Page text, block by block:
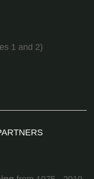
1 and 2)